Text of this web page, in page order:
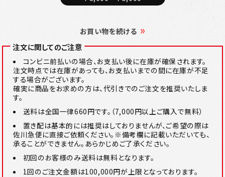
お買い物を続ける
注文に関してのご注意
コンビニ前払いの場合、お支払い後に在庫が確保されます。
注文時点では在庫があっても、お支払いまでの間に在庫が不足
する場合がございます。
確実に商品をお求めの方は、代引きでのご注文を推奨いたしま
す。
送料は全国一律660円です。（7,000円以上ご購入で無料）
置き配は基本的には推奨はしておりませんが、ご希望の際は
佐川急便に直接ご依頼ください。※備考欄に記載いただいても、
承ることができません。あらかじめご了承ください。
初回のお客様のみ送料は無料となります。
1回のご注文金額は100,000円が上限となっております。